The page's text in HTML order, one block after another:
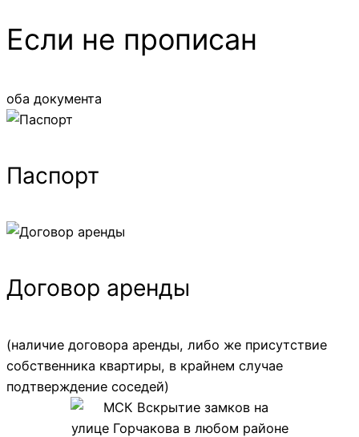
Если не прописан
оба документа
Паспорт
Договор аренды
(наличие договора аренды, либо же присутствие
собственника квартиры, в крайнем случае
подтверждение соседей)